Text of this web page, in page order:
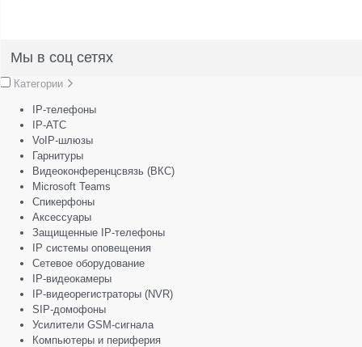
Мы в соц сетях
Категории
IP-телефоны
IP-АТС
VoIP-шлюзы
Гарнитуры
Видеоконференцсвязь (ВКС)
Microsoft Teams
Спикерфоны
Аксессуары
Защищенные IP-телефоны
IP системы оповещения
Сетевое оборудование
IP-видеокамеры
IP-видеорегистраторы (NVR)
SIP-домофоны
Усилители GSM-сигнала
Компьютеры и периферия